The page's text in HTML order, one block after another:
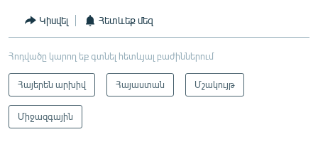
Կիսվել Հետևեք մեզ
Հոդվածը կարող եք գտնել հետևյալ բաժիններում
Հայերեն արխիվ Հայաստան Մշակույթ
Միջազգային